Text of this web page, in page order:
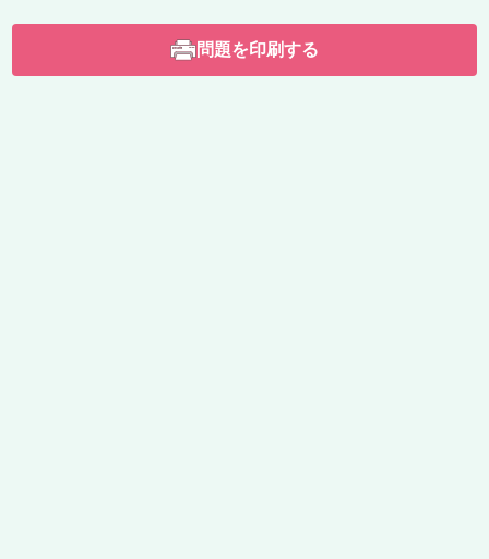
問題を印刷する